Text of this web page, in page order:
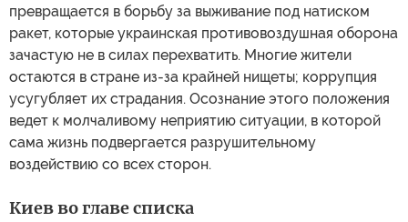
превращается в борьбу за выживание под натиском
ракет, которые украинская противовоздушная оборона
зачастую не в силах перехватить. Многие жители
остаются в стране из-за крайней нищеты; коррупция
усугубляет их страдания. Осознание этого положения
ведет к молчаливому неприятию ситуации, в которой
сама жизнь подвергается разрушительному
воздействию со всех сторон.
Киев во главе списка